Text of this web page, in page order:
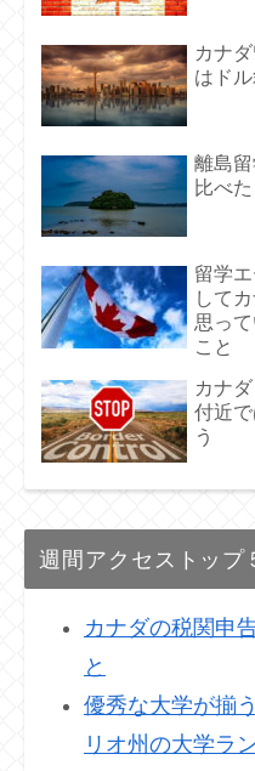
カナ
はド
離島
比べ
留学
して
思っ
こと
カナ
付近
う
週間アクセストップ
カナダの税関申
と
優秀な大学が揃
リオ州の大学ラ